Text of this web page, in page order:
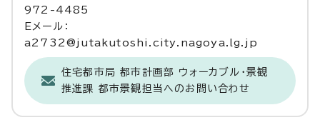
972-4485
Eメール：
a2732@jutakutoshi.city.nagoya.lg.jp
住宅都市局 都市計画部 ウォーカブル・景観
推進課 都市景観担当へのお問い合わせ